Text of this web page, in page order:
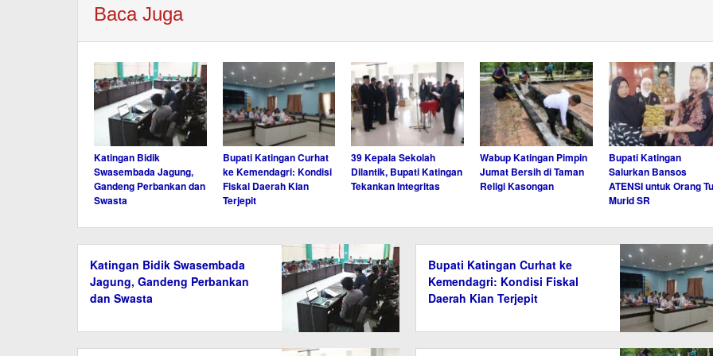
Baca Juga
Katingan Bidik
Swasembada Jagung,
Gandeng Perbankan dan
Swasta
Bupati Katingan Curhat
ke Kemendagri: Kondisi
Fiskal Daerah Kian
Terjepit
39 Kepala Sekolah
Dilantik, Bupati Katingan
Tekankan Integritas
Wabup Katingan Pimpin
Jumat Bersih di Taman
Religi Kasongan
Bupati Katingan
Salurkan Bansos
ATENSI untuk Orang
Murid SR
Katingan Bidik Swasembada
Jagung, Gandeng Perbankan
dan Swasta
Bupati Katingan Curhat ke
Kemendagri: Kondisi Fiskal
Daerah Kian Terjepit